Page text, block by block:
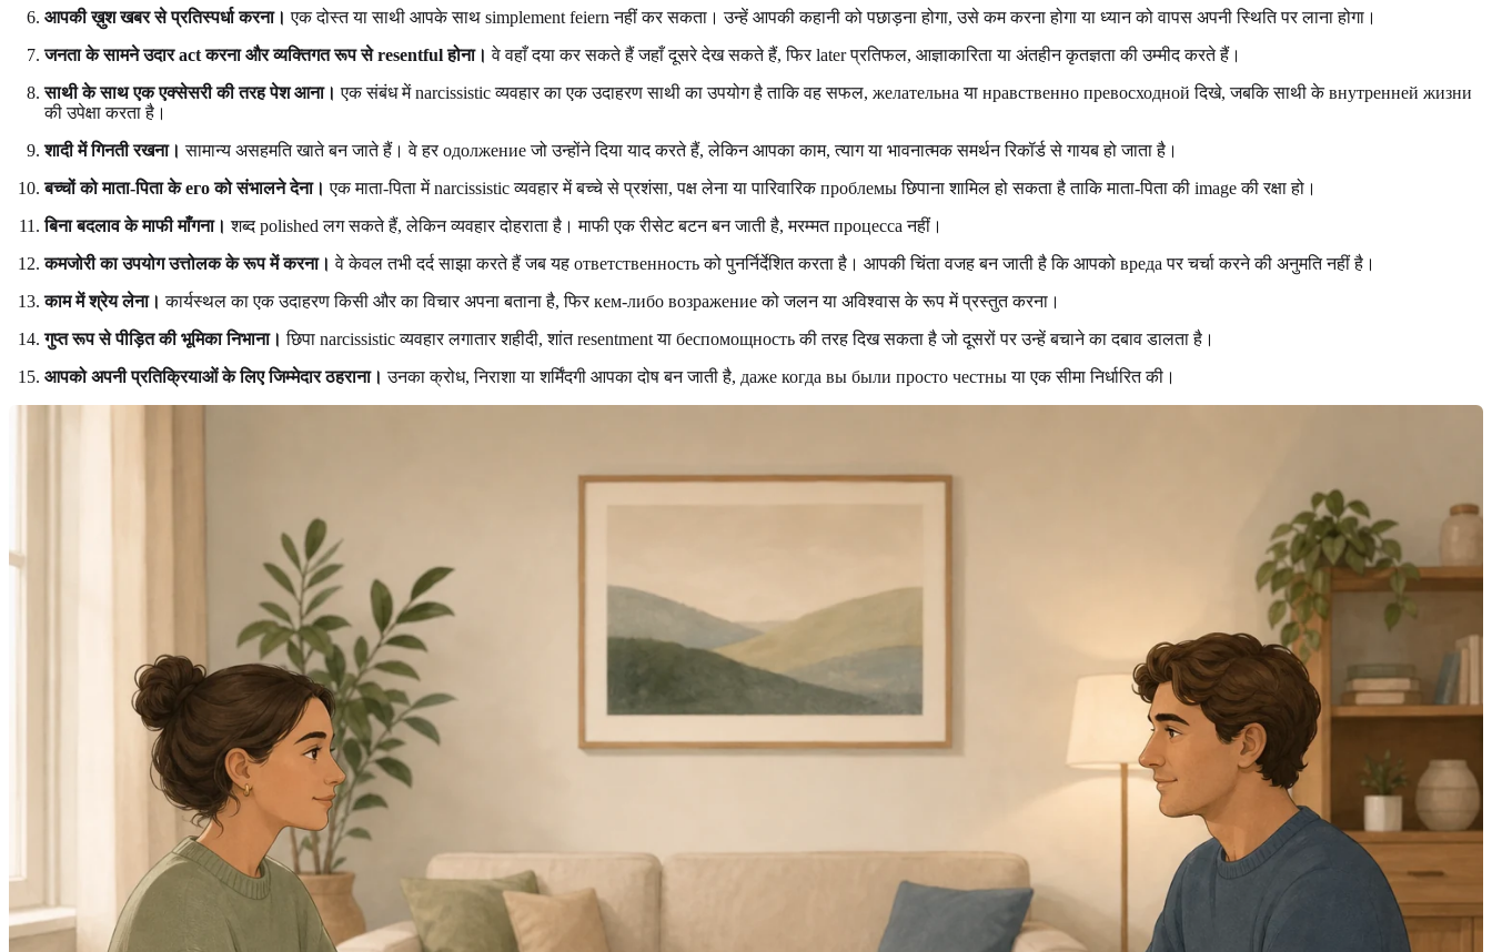
आपकी ख़ुश खबर से प्रतिस्पर्धा करना। एक दोस्त या साथी आपके साथ simplement feiern नहीं कर सकता। उन्हें आपकी कहानी को पछाड़ना होगा, उसे कम करना होगा या ध्यान को वापस अपनी स्थिति पर लाना होगा।
जनता के सामने उदार act करना और व्यक्तिगत रूप से resentful होना। वे वहाँ दया कर सकते हैं जहाँ दूसरे देख सकते हैं, फिर later प्रतिफल, आज्ञाकारिता या अंतहीन कृतज्ञता की उम्मीद करते हैं।
साथी के साथ एक एक्सेसरी की तरह पेश आना। एक संबंध में narcissistic व्यवहार का एक उदाहरण साथी का उपयोग है ताकि वह सफल, желательна या нравственно превосходной दिखे, जबकि साथी के внутренней жизни
की उपेक्षा करता है।
शादी में गिनती रखना। सामान्य असहमति खाते बन जाते हैं। वे हर одолжение जो उन्होंने दिया याद करते हैं, लेकिन आपका काम, त्याग या भावनात्मक समर्थन रिकॉर्ड से गायब हो जाता है।
बच्चों को माता-पिता के его को संभालने देना। एक माता-पिता में narcissistic व्यवहार में बच्चे से प्रशंसा, पक्ष लेना या पारिवारिक проблемы छिपाना शामिल हो सकता है ताकि माता-पिता की image की रक्षा हो।
बिना बदलाव के माफी माँगना। शब्द polished लग सकते हैं, लेकिन व्यवहार दोहराता है। माफी एक रीसेट बटन बन जाती है, मरम्मत процесса नहीं।
कमजोरी का उपयोग उत्तोलक के रूप में करना। वे केवल तभी दर्द साझा करते हैं जब यह ответственность को पुनर्निर्देशित करता है। आपकी चिंता वजह बन जाती है कि आपको вреда पर चर्चा करने की अनुमति नहीं है।
काम में श्रेय लेना। कार्यस्थल का एक उदाहरण किसी और का विचार अपना बताना है, फिर кем-либо возражение को जलन या अविश्वास के रूप में प्रस्तुत करना।
गुप्त रूप से पीड़ित की भूमिका निभाना। छिपा narcissistic व्यवहार लगातार शहीदी, शांत resentment या беспомощность की तरह दिख सकता है जो दूसरों पर उन्हें बचाने का दबाव डालता है।
आपको अपनी प्रतिक्रियाओं के लिए जिम्मेदार ठहराना। उनका क्रोध, निराशा या शर्मिंदगी आपका दोष बन जाती है, даже когда вы были просто честны या एक सीमा निर्धारित की।